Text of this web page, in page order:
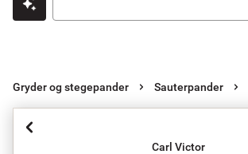
Gryder og stegepander Sauterpander
Carl Victor